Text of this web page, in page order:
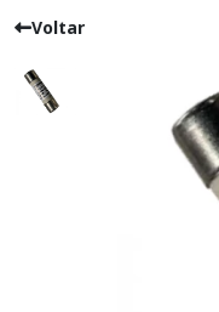
Voltar